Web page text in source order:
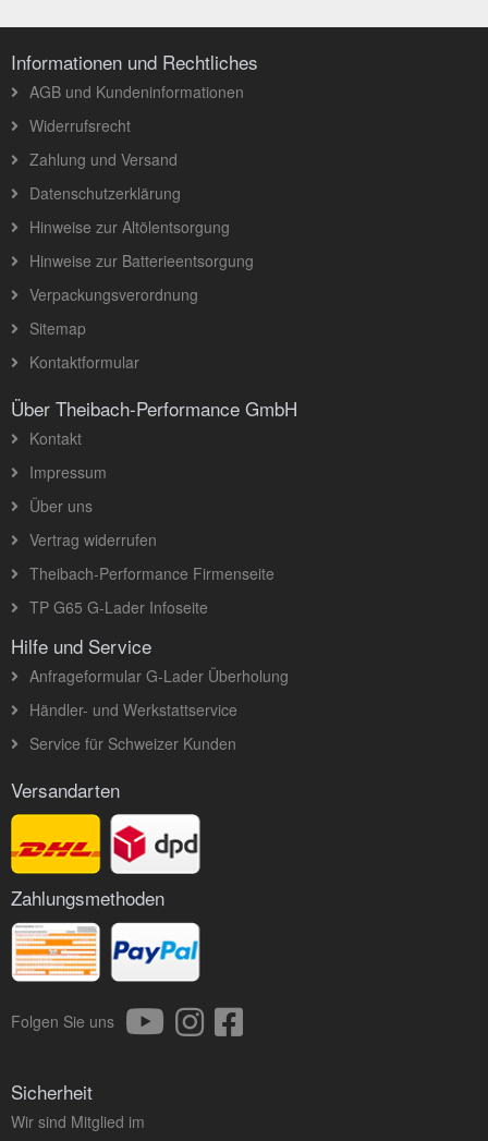
Informationen und Rechtliches
AGB und Kundeninformationen
Widerrufsrecht
Zahlung und Versand
Datenschutzerklärung
Hinweise zur Altölentsorgung
Hinweise zur Batterieentsorgung
Verpackungsverordnung
Sitemap
Kontaktformular
Über Theibach-Performance GmbH
Kontakt
Impressum
Über uns
Vertrag widerrufen
Theibach-Performance Firmenseite
TP G65 G-Lader Infoseite
Hilfe und Service
Anfrageformular G-Lader Überholung
Händler- und Werkstattservice
Service für Schweizer Kunden
Versandarten
Zahlungsmethoden
Folgen Sie uns
Sicherheit
Wir sind Mitglied im